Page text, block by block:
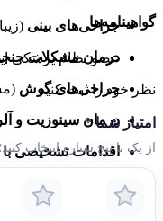
جراحی‌های بینی
درمان مشکلات
جراحی‌های گوش
درمان سینوزیت و
اقدامات تشخیصی با
ویژگی‌های متمایز
گواهینامه‌ها
عضو نظام پزشکی ایران:
نظر خود را ثبت کنید
امتیاز شما*
از یک تا پنج ستاره انتخاب